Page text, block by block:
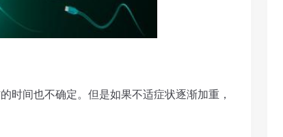
时间也不确定。但是如果不适症状逐渐加重，